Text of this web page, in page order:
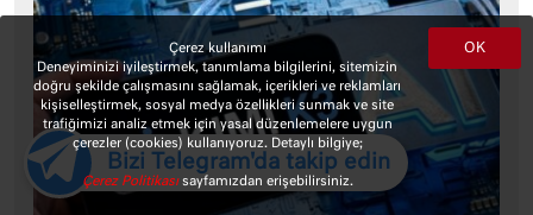
OK
Çerez kullanımı
Deneyiminizi iyileştirmek, tanımlama bilgilerini, sitemizin
doğru şekilde çalışmasını sağlamak, içerikleri ve reklamları
kişiselleştirmek, sosyal medya özellikleri sunmak ve site
trafiğimizi analiz etmek için yasal düzenlemelere uygun
çerezler (cookies) kullanıyoruz. Detaylı bilgiye;
Çerez Politikasısayfamızdan erişebilirsiniz.
Bizi Telegram'da takip edin